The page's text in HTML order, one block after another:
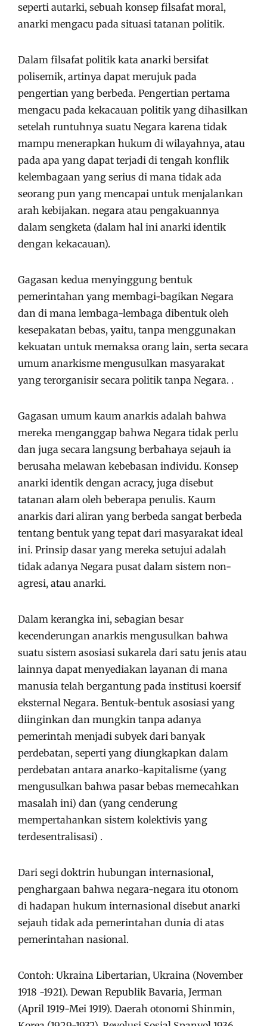
seperti autarki, sebuah konsep filsafat moral,
anarki mengacu pada situasi tatanan politik.
Dalam filsafat politik kata anarki bersifat
polisemik, artinya dapat merujuk pada
pengertian yang berbeda. Pengertian pertama
mengacu pada kekacauan politik yang dihasilkan
setelah runtuhnya suatu Negara karena tidak
mampu menerapkan hukum di wilayahnya, atau
pada apa yang dapat terjadi di tengah konflik
kelembagaan yang serius di mana tidak ada
seorang pun yang mencapai untuk menjalankan
arah kebijakan. negara atau pengakuannya
dalam sengketa (dalam hal ini anarki identik
dengan kekacauan).
Gagasan kedua menyinggung bentuk
pemerintahan yang membagi-bagikan Negara
dan di mana lembaga-lembaga dibentuk oleh
kesepakatan bebas, yaitu, tanpa menggunakan
kekuatan untuk memaksa orang lain, serta secara
umum anarkisme mengusulkan masyarakat
yang terorganisir secara politik tanpa Negara. .
Gagasan umum kaum anarkis adalah bahwa
mereka menganggap bahwa Negara tidak perlu
dan juga secara langsung berbahaya sejauh ia
berusaha melawan kebebasan individu. Konsep
anarki identik dengan acracy, juga disebut
tatanan alam oleh beberapa penulis. Kaum
anarkis dari aliran yang berbeda sangat berbeda
tentang bentuk yang tepat dari masyarakat ideal
ini. Prinsip dasar yang mereka setujui adalah
tidak adanya Negara pusat dalam sistem non-
agresi, atau anarki.
Dalam kerangka ini, sebagian besar
kecenderungan anarkis mengusulkan bahwa
suatu sistem asosiasi sukarela dari satu jenis atau
lainnya dapat menyediakan layanan di mana
manusia telah bergantung pada institusi koersif
eksternal Negara. Bentuk-bentuk asosiasi yang
diinginkan dan mungkin tanpa adanya
pemerintah menjadi subyek dari banyak
perdebatan, seperti yang diungkapkan dalam
perdebatan antara anarko-kapitalisme (yang
mengusulkan bahwa pasar bebas memecahkan
masalah ini) dan (yang cenderung
mempertahankan sistem kolektivis yang
terdesentralisasi) .
Dari segi doktrin hubungan internasional,
penghargaan bahwa negara-negara itu otonom
di hadapan hukum internasional disebut anarki
sejauh tidak ada pemerintahan dunia di atas
pemerintahan nasional.
Contoh: Ukraina Libertarian, Ukraina (November
1918 -1921). Dewan Republik Bavaria, Jerman
(April 1919-Mei 1919). Daerah otonomi Shinmin,